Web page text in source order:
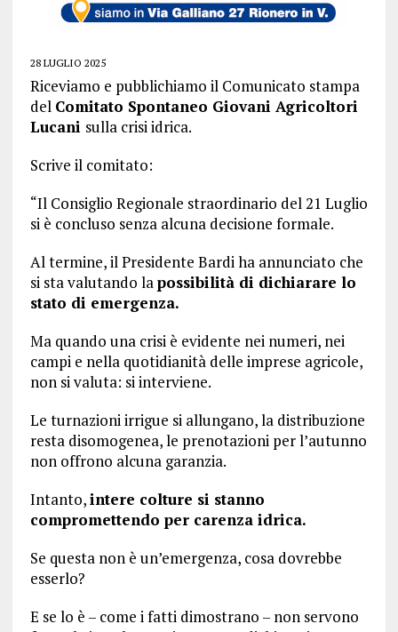
28 LUGLIO 2025
Riceviamo e pubblichiamo il Comunicato stampa
del Comitato Spontaneo Giovani Agricoltori
Lucani sulla crisi idrica.
Scrive il comitato:
“Il Consiglio Regionale straordinario del 21 Luglio
si è concluso senza alcuna decisione formale.
Al termine, il Presidente Bardi ha annunciato che
si sta valutando lapossibilità di dichiarare lo
stato di emergenza.
Ma quando una crisi è evidente nei numeri, nei
campi e nella quotidianità delle imprese agricole,
non si valuta: si interviene.
Le turnazioni irrigue si allungano, la distribuzione
resta disomogenea, le prenotazioni per l’autunno
non offrono alcuna garanzia.
Intanto,intere colture si stanno
compromettendo per carenza idrica.
Se questa non è un’emergenza, cosa dovrebbe
esserlo?
E se lo è – come i fatti dimostrano – non servono